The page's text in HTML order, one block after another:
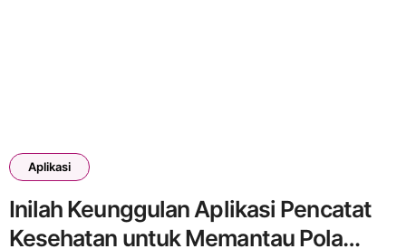
Aplikasi
Inilah Keunggulan Aplikasi Pencatat
Kesehatan untuk Memantau Pola